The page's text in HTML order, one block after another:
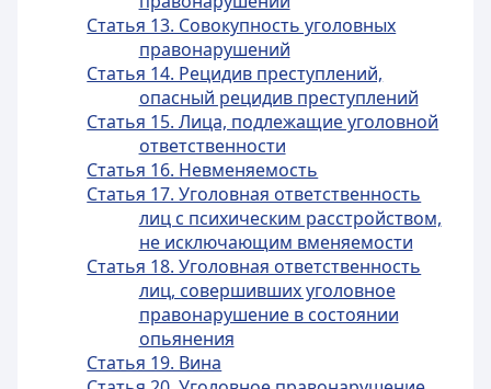
Статья 13. Совокупность уголовных
правонарушений
Статья 14. Рецидив преступлений,
опасный рецидив преступлений
Статья 15. Лица, подлежащие уголовной
ответственности
Статья 16. Невменяемость
Статья 17. Уголовная ответственность
лиц с психическим расстройством,
не исключающим вменяемости
Статья 18. Уголовная ответственность
лиц, совершивших уголовное
правонарушение в состоянии
опьянения
Статья 19. Вина